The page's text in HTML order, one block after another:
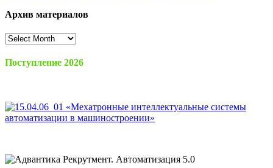
Архив материалов
Архив
Поступление 2026